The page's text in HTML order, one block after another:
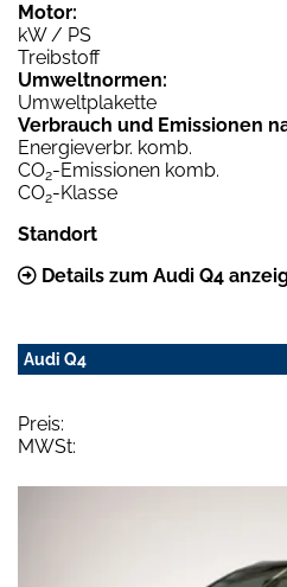
Motor:
kW / PS
Treibstoff
Umweltnormen:
Umweltplakette
Verbrauch und Emissionen
Energieverbr. komb.
CO2-Emissionen komb.
CO2-Klasse
Standort
Details zum Audi Q4
Audi Q4
Preis:
MWSt: